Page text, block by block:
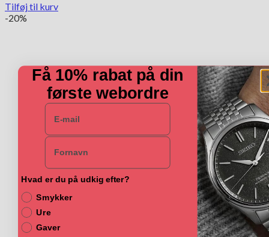
Tilføj til kurv
-20%
Få 10% rabat på din
første webordre
E-mail
Navn
Hvad er du på udkig efter?
Smykker
Ure
Gaver